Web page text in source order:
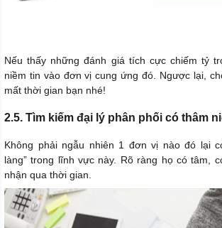
Nếu thấy những đánh giá tích cực chiếm tỷ
niềm tin vào đơn vị cung ứng đó. Ngược lại,
mất thời gian bạn nhé!
2.5. Tìm kiếm đại lý phân phối có thâm
Không phải ngẫu nhiên 1 đơn vị nào đó lại
làng” trong lĩnh vực này. Rõ ràng họ có tâm,
nhận qua thời gian.